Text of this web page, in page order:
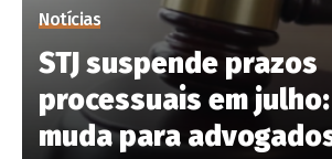
Notícias
STJ suspende prazos
processuais em
muda para